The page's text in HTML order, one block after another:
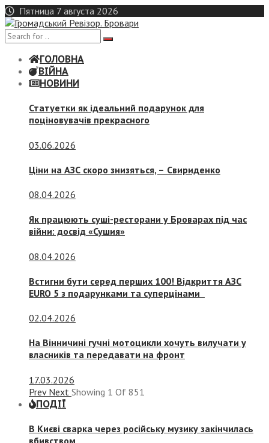
Skip
to
content
Пятница 7 августа 2026
ГОЛОВНА
ВІЙНА
НОВИНИ
Статуетки як ідеальний подарунок для
поціновувачів прекрасного
03.06.2026
Ціни на АЗС скоро знизяться, – Свириденко
08.04.2026
Як працюють суші-ресторани у Броварах під час
війни: досвід «Сушия»
08.04.2026
Встигни бути серед перших 100! Відкриття АЗС
EURO 5 з подарунками та суперцінами
02.04.2026
На Вінничині гучні мотоцикли хочуть вилучати у
власників та передавати на фронт
17.03.2026
Prev Next Showing 1 Of 851
ПОДІЇ
В Києві сварка через російську музику закінчилась
вбивством